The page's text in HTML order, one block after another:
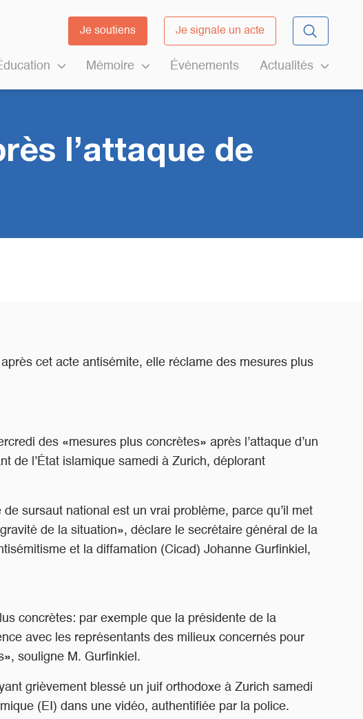
Je soutiens Je signale un acte
Mémoire Événements Actualités
l’attaque de
cet acte antisémite, elle réclame des mesures plus
des «mesures plus concrètes» après l’attaque d’un
de l’État islamique samedi à Zurich, déplorant
sursaut national est un vrai problème, parce qu’il met
de la situation», déclare le secrétaire général de la
et la diffamation (Cicad) Johanne Gurfinkiel,
concrètes: par exemple que la présidente de la
avec les représentants des milieux concernés pour
souligne M. Gurfinkiel.
grièvement blessé un juif orthodoxe à Zurich samedi
(EI) dans une vidéo, authentifiée par la police.